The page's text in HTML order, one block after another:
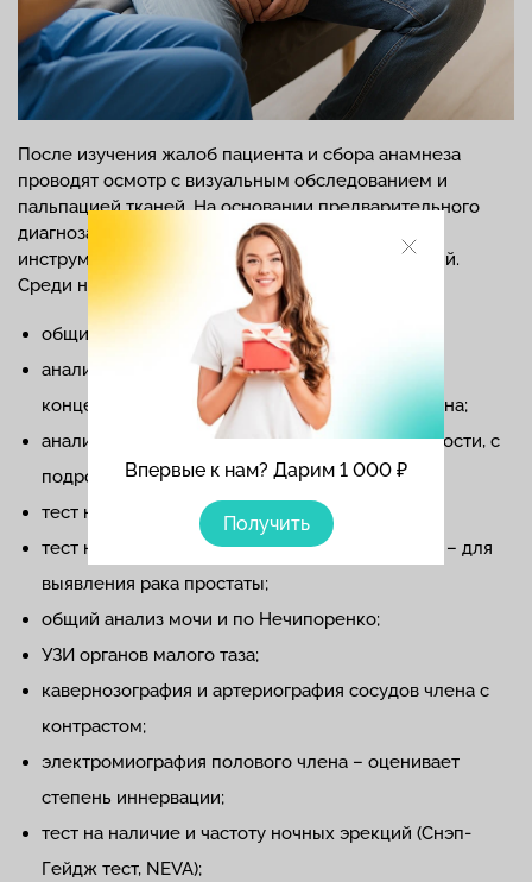
Впервые к нам? Дарим 1 000 ₽
Получить
После изучения жалоб пациента и сбора анамнеза
проводят осмотр с визуальным обследованием и
пальпацией тканей. На основании предварительного
диагноза назначают дальнейший список
инструментальных и лабораторных исследований.
Среди них:
общий анализ крови;
анализ на уровень гормонов с определением
концентрации отдельных фракций тестостерона;
анализ крови на холестерин – при необходимости, с
подробной липидограммой;
тест на глюкозу и глюкозотолерантный тест;
тест на ПСА (простат-специфический антиген) – для
выявления рака простаты;
общий анализ мочи и по Нечипоренко;
УЗИ органов малого таза;
кавернозография и артериография сосудов члена с
контрастом;
электромиография полового члена – оценивает
степень иннервации;
тест на наличие и частоту ночных эрекций (Снэп-
Гейдж тест, NEVA);